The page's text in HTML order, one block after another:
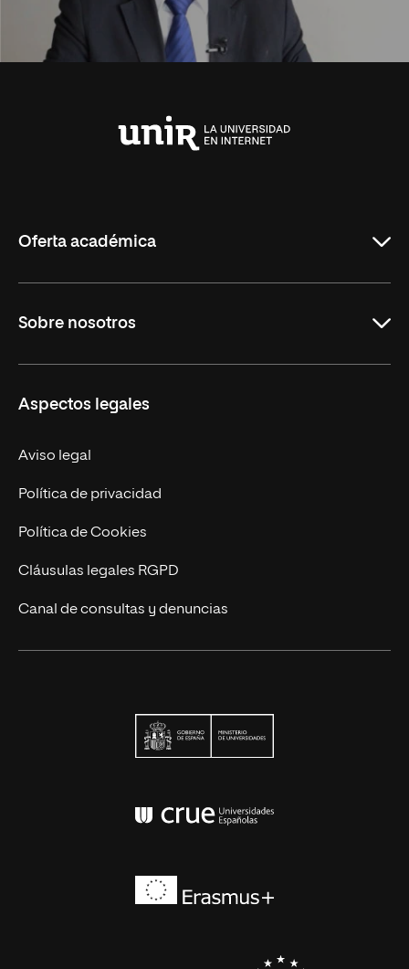
Oferta académica
Maestrías
Sobre nosotros
Trabaja en UNIR
Actualidad
Contacto
Aspectos legales
Aviso legal
Política de privacidad
Política de Cookies
Cláusulas legales RGPD
Canal de consultas y denuncias
Conferencia de